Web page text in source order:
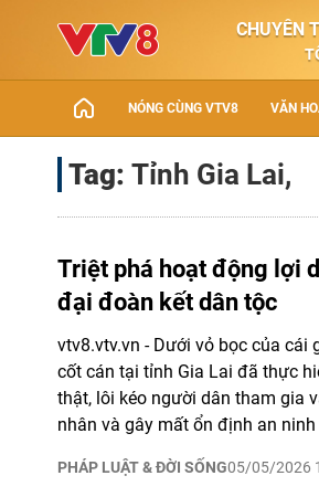
CHUYÊN
NÓNG CÙNG VTV8 VĂN
Tag: Tỉnh Gia Lai,
Triệt phá hoạt động lợi
đại đoàn kết dân tộc
PHÁP LUẬT & ĐỜI SỐNG05/05/2026
vtv8.vtv.vn - Dưới vỏ bọc của cái
cốt cán tại tỉnh Gia Lai đã thực
thật, lôi kéo người dân tham gia
nhân và gây mất ổn định an